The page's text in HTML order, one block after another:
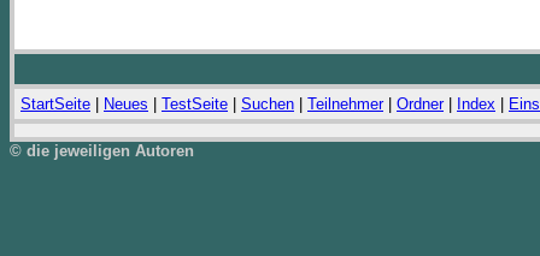
StartSeite Neues TestSeite Suchen Teilnehmer| Ordner| Index
© die jeweiligen Autoren